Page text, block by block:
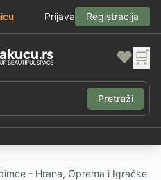
Prijava Registracija
❤️ 🛒
Pretraži
- Hrana, Oprema i Igračke